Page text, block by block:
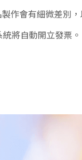
作會有細微差別，
將自動開立發票。